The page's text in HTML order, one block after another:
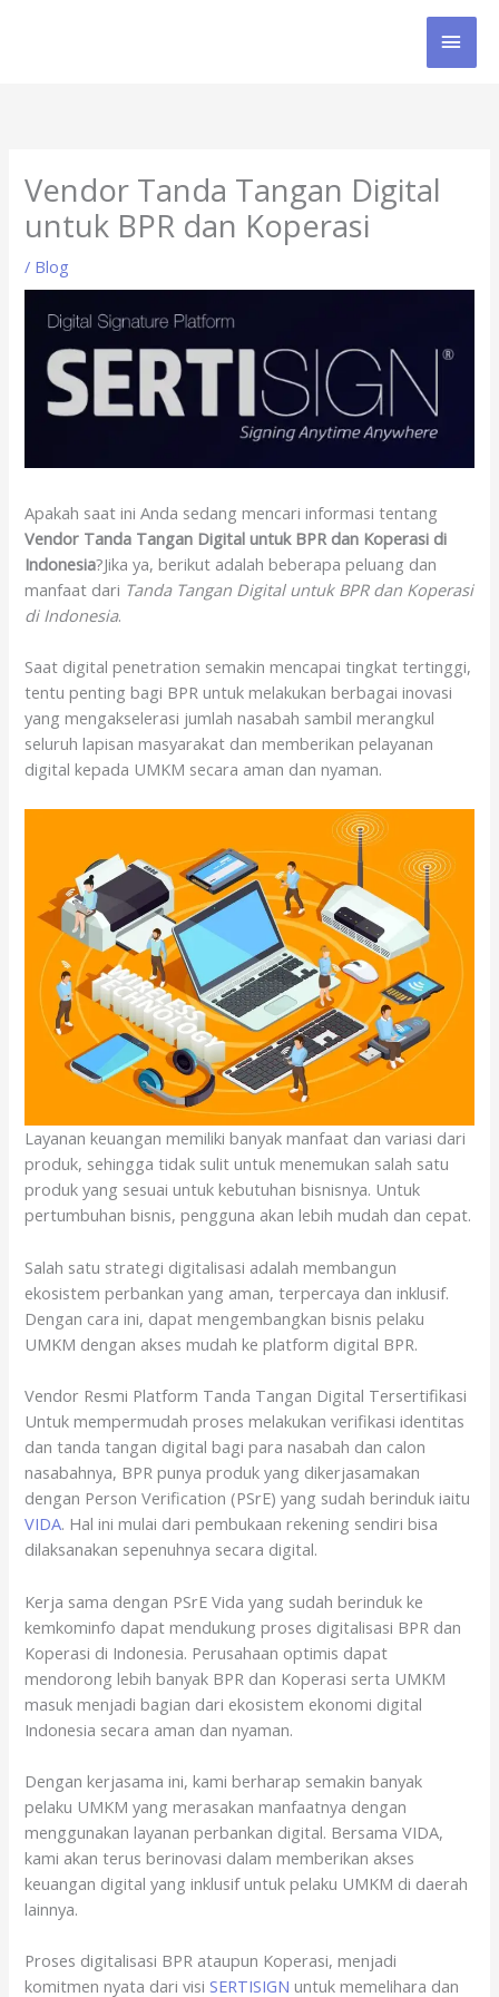
Vendor Tanda Tangan Digital
untuk BPR dan Koperasi
/ Blog
Apakah saat ini Anda sedang mencari informasi tentang
Vendor Tanda Tangan Digital untuk BPR dan Koperasi di
Indonesia?Jika ya, berikut adalah beberapa peluang dan
manfaat dari Tanda Tangan Digital untuk BPR dan Koperasi
di Indonesia.
Saat digital penetration semakin mencapai tingkat tertinggi,
tentu penting bagi BPR untuk melakukan berbagai inovasi
yang mengakselerasi jumlah nasabah sambil merangkul
seluruh lapisan masyarakat dan memberikan pelayanan
digital kepada UMKM secara aman dan nyaman.
Layanan keuangan memiliki banyak manfaat dan variasi dari
produk, sehingga tidak sulit untuk menemukan salah satu
produk yang sesuai untuk kebutuhan bisnisnya. Untuk
pertumbuhan bisnis, pengguna akan lebih mudah dan cepat.
Salah satu strategi digitalisasi adalah membangun
ekosistem perbankan yang aman, terpercaya dan inklusif.
Dengan cara ini, dapat mengembangkan bisnis pelaku
UMKM dengan akses mudah ke platform digital BPR.
Vendor Resmi Platform Tanda Tangan Digital Tersertifikasi
Untuk mempermudah proses melakukan verifikasi identitas
dan tanda tangan digital bagi para nasabah dan calon
nasabahnya, BPR punya produk yang dikerjasamakan
dengan Person Verification (PSrE) yang sudah berinduk iaitu
VIDA. Hal ini mulai dari pembukaan rekening sendiri bisa
dilaksanakan sepenuhnya secara digital.
Kerja sama dengan PSrE Vida yang sudah berinduk ke
kemkominfo dapat mendukung proses digitalisasi BPR dan
Koperasi di Indonesia. Perusahaan optimis dapat
mendorong lebih banyak BPR dan Koperasi serta UMKM
masuk menjadi bagian dari ekosistem ekonomi digital
Indonesia secara aman dan nyaman.
Dengan kerjasama ini, kami berharap semakin banyak
pelaku UMKM yang merasakan manfaatnya dengan
menggunakan layanan perbankan digital. Bersama VIDA,
kami akan terus berinovasi dalam memberikan akses
keuangan digital yang inklusif untuk pelaku UMKM di daerah
lainnya.
Proses digitalisasi BPR ataupun Koperasi, menjadi
komitmen nyata dari visiSERTISIGN untuk memelihara dan